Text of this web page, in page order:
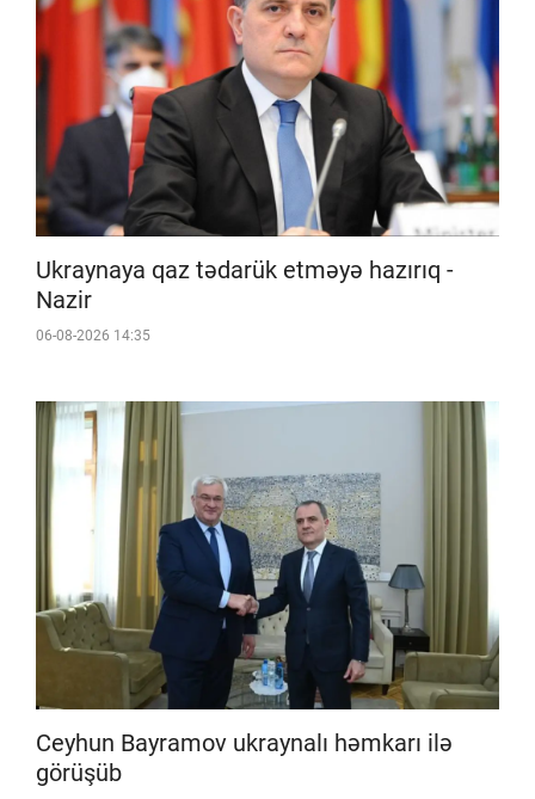
Ukraynaya qaz tədarük etməyə hazırıq -
Nazir
06-08-2026 14:35
Ceyhun Bayramov ukraynalı həmkarı ilə
görüşüb